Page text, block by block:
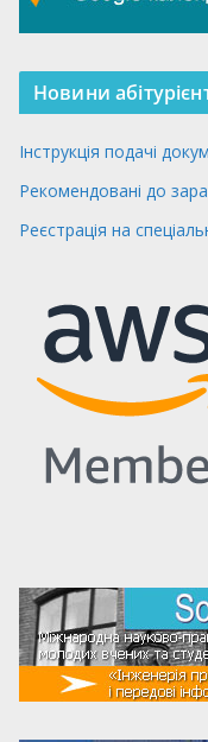
Новини
Інструкція подачі
Рекомендовані до
Реєстрація на